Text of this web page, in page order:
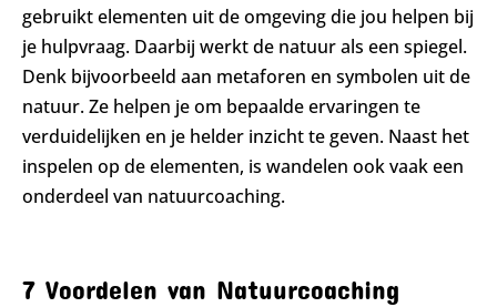
gebruikt elementen uit de omgeving die jou helpen bij
je hulpvraag. Daarbij werkt de natuur als een spiegel.
Denk bijvoorbeeld aan metaforen en symbolen uit de
natuur. Ze helpen je om bepaalde ervaringen te
verduidelijken en je helder inzicht te geven. Naast het
inspelen op de elementen, is wandelen ook vaak een
onderdeel van natuurcoaching.
7 Voordelen van Natuurcoaching